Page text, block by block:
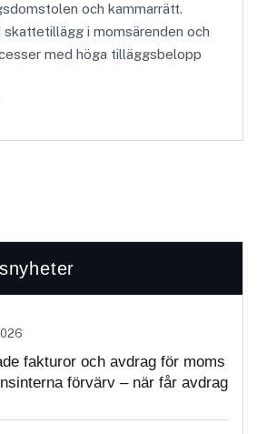
och kammarrätt.
i momsärenden och
med höga tilläggsbelopp
fakturor och avdrag för moms
förvärv – när får avdrag